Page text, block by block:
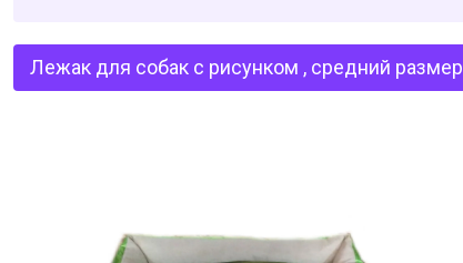
Лежак для собак с рисунком , средний размер